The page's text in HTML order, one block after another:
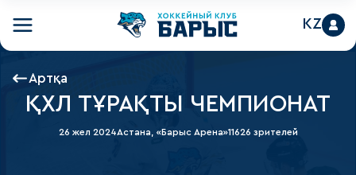
KZ
Артқа
ҚХЛ ТҰРАҚТЫ ЧЕМПИОНАТ
26 жел 2024Астана, «Барыс Арена»11626 зрителей